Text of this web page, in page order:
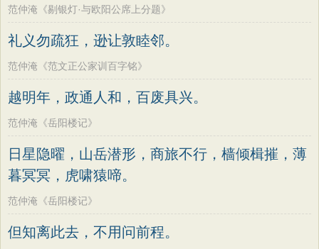
范仲淹《剔银灯·与欧阳公席上分题》
礼义勿疏狂，逊让敦睦邻。
范仲淹《范文正公家训百字铭》
越明年，政通人和，百废具兴。
范仲淹《岳阳楼记》
日星隐曜，山岳潜形，商旅不行，樯倾楫摧，薄
暮冥冥，虎啸猿啼。
范仲淹《岳阳楼记》
但知离此去，不用问前程。